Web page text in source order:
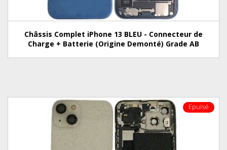
Châssis Complet iPhone 13 BLEU - Connecteur de
Charge + Batterie (Origine Demonté) Grade AB
Epuisé